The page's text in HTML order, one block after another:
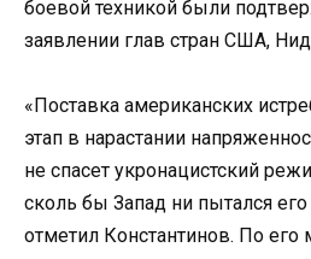
боевой техникой были
заявлении глав стран США,
«Поставка американских
этап в нарастании
не спасет укронацистский
сколь бы Запад ни пытался
отметил Константинов. По